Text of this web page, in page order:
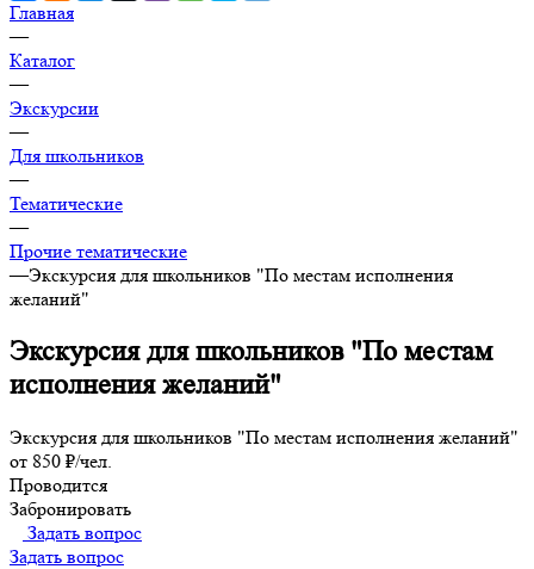
Главная
—
Каталог
—
Экскурсии
—
Для школьников
—
Тематические
—
Прочие тематические
—Экскурсия для школьников "По местам исполнения
желаний"
Экскурсия для школьников "По местам
исполнения желаний"
Экскурсия для школьников "По местам исполнения желаний"
от 850 ₽/чел.
Проводится
Забронировать
Задать вопрос
Задать вопрос